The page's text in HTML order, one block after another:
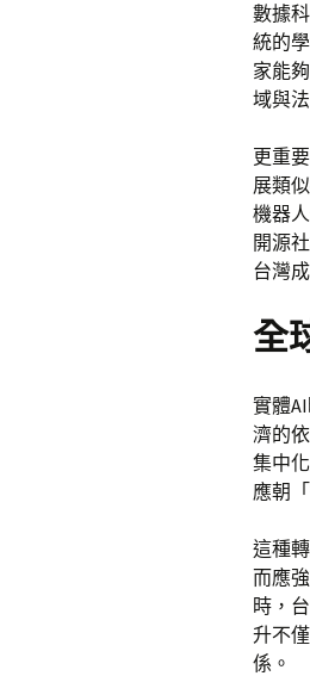
數據
統的
家能
域與
更重
展類
機器
開源
台灣
全
實體
濟的
集中
應朝
這種
而應
時，
升不
係。